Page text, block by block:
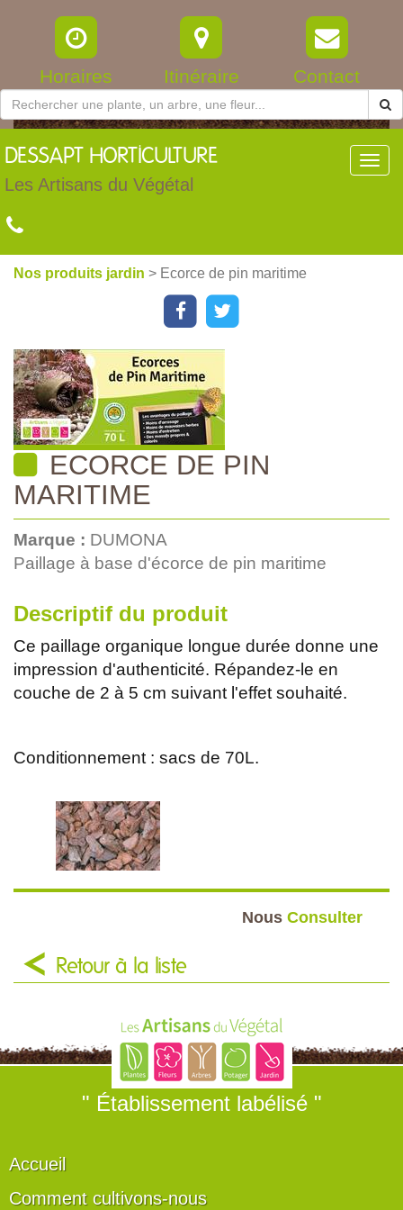
Horaires Itinéraire Contact
DESSAPT HORTICULTURE
Les Artisans du Végétal
Nos produits jardin > Ecorce de pin maritime
ECORCE DE PIN
MARITIME
Marque : DUMONA
Paillage à base d'écorce de pin maritime
Descriptif du produit
Ce paillage organique longue durée donne une
impression d'authenticité. Répandez-le en
couche de 2 à 5 cm suivant l'effet souhaité.
Conditionnement : sacs de 70L.
Nous Consulter
Retour à la liste
" Établissement labélisé "
Accueil
Comment cultivons-nous